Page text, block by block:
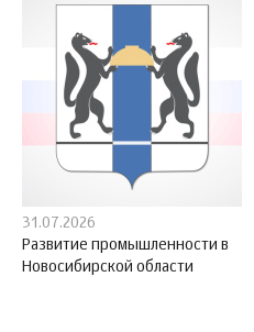
31.07.2026
Развитие промышленности в
Новосибирской области